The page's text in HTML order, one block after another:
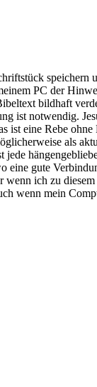
speichern
PC der
bildhaft
ist notwendig.
ist eine Rebe ohne
als
jede
eine gute
wenn ich zu
wenn mein